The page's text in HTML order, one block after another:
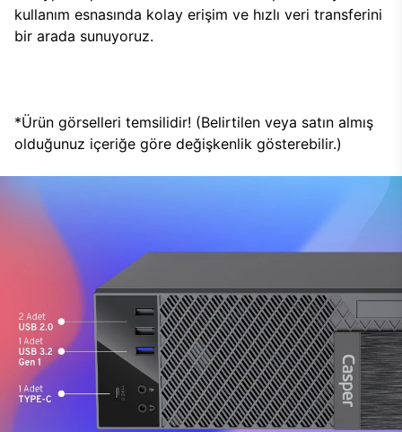
kullanım esnasında kolay erişim ve hızlı veri transferini
bir arada sunuyoruz.
*Ürün görselleri temsilidir! (Belirtilen veya satın almış
olduğunuz içeriğe göre değişkenlik gösterebilir.)